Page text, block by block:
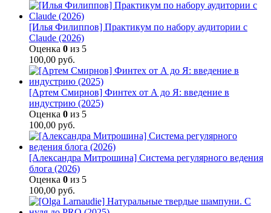
[Илья Филиппов] Практикум по набору аудитории с
Claude (2026)
Оценка 0 из 5
100,00 руб.
[Артем Смирнов] Финтех от А до Я: введение в
индустрию (2025)
Оценка 0 из 5
100,00 руб.
[Александра Митрошина] Система регулярного ведения
блога (2026)
Оценка 0 из 5
100,00 руб.